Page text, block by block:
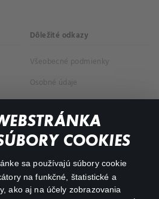
COOKIES
sa používajú súbory cookie
na funkčné, štatistické a
ako aj na účely zobrazovania
Dôležité odkazy
Všeobecné podmienky
Osobné údaje